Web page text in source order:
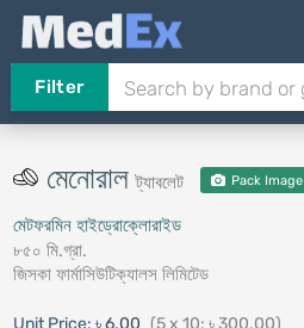
Filter
মেনোরালট্যাবলেট Pack Image
মেটফরমিন হাইড্রোক্লোরাইড
৮৫০ মি.গ্রা.
জিসকা ফার্মাসিউটিক্যালস লিমিটেড
Unit Price: ৳ 6.00 (5 x 10: ৳ 300.00)